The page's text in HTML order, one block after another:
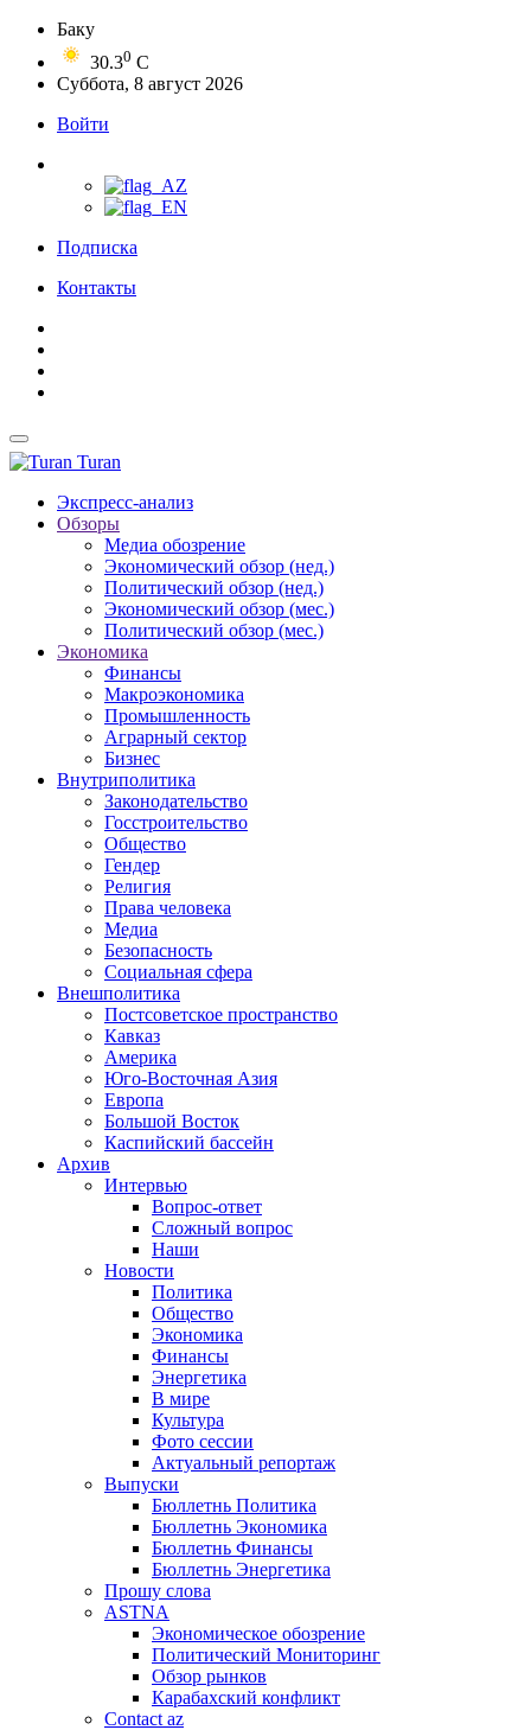
Баку
30.30 C
Суббота, 8 август 2026
Войти
Подписка
Контакты
Turan
Экспресс-анализ
Обзоры
Медиа обозрение
Экономический обзор (нед.)
Политический обзор (нед.)
Экономический обзор (мес.)
Политический обзор (мес.)
Экономика
Финансы
Макроэкономика
Промышленность
Аграрный сектор
Бизнес
Внутриполитика
Законодательство
Госстроительство
Общество
Гендер
Религия
Права человека
Медиа
Безопасность
Социальная сфера
Внешполитика
Постсоветское пространство
Кавказ
Америка
Юго-Восточная Азия
Европа
Большой Восток
Каспийский бассейн
Архив
Интервью
Вопрос-ответ
Сложный вопрос
Наши
Новости
Политика
Общество
Экономика
Финансы
Энергетика
В мире
Культура
Фото сессии
Актуальный репортаж
Выпуски
Бюллетнь Политика
Бюллетнь Экономика
Бюллетнь Финансы
Бюллетнь Энергетика
Прошу слова
ASTNA
Экономическое обозрение
Политический Мониторинг
Обзор рынков
Карабахский конфликт
Contact az